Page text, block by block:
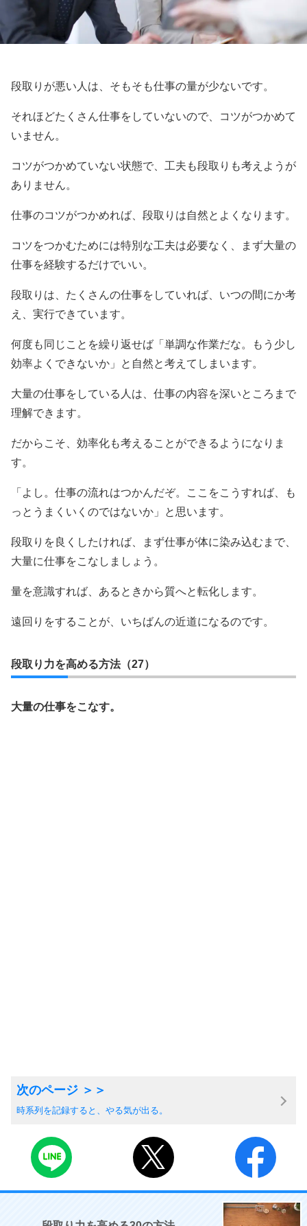
段取りが悪い人は、そもそも仕事の量が少ないです。
それほどたくさん仕事をしていないので、コツがつかめて
いません。
コツがつかめていない状態で、工夫も段取りも考えようが
ありません。
仕事のコツがつかめれば、段取りは自然とよくなります。
コツをつかむためには特別な工夫は必要なく、まず大量の
仕事を経験するだけでいい。
段取りは、たくさんの仕事をしていれば、いつの間にか考
え、実行できています。
何度も同じことを繰り返せば「単調な作業だな。もう少し
効率よくできないか」と自然と考えてしまいます。
大量の仕事をしている人は、仕事の内容を深いところまで
理解できます。
だからこそ、効率化も考えることができるようになりま
す。
「よし。仕事の流れはつかんだぞ。ここをこうすれば、も
っとうまくいくのではないか」と思います。
段取りを良くしたければ、まず仕事が体に染み込むまで、
大量に仕事をこなしましょう。
量を意識すれば、あるときから質へと転化します。
遠回りをすることが、いちばんの近道になるのです。
段取り力を高める方法（27）
大量の仕事をこなす。
時系列を記録すると、やる気が出る。